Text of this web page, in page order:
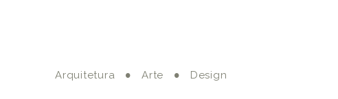
Arquitetura Arte Design